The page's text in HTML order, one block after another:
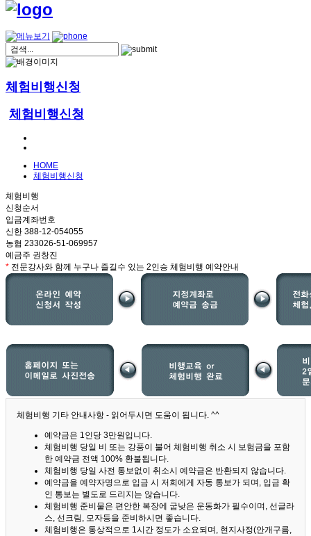
체험비행신청
체험비행신청
HOME
체험비행신청
체험비행
신청순서
입금계좌번호
신한 388-12-054055
농협 233026-51-069957
예금주 권창진
* 전문강사와 함께 누구나 즐길수 있는 2인승 체험비행 예약안내
체험비행 기타 안내사항 - 읽어두시면 도움이 됩니다. ^^
예약금은 1인당 3만원입니다.
체험비행 당일 비 또는 강풍이 불어 체험비행 취소 시 보험금을 포함
한 예약금 전액 100% 환불됩니다.
체험비행 당일 사전 통보없이 취소시 예약금은 반환되지 않습니다.
예약금을 예약자명으로 입금 시 저희에게 자동 통보가 되며, 입금 확
인 통보는 별도로 드리지는 않습니다.
체험비행 준비물은 편안한 복장에 굽낮은 운동화가 필수이며, 선글라
스, 선크림, 모자등을 준비하시면 좋습니다.
체험비행은 통상적으로 1시간 정도가 소요되며, 현지사정(안개구름,